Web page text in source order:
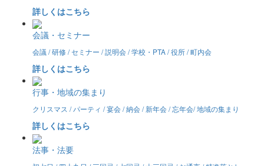
詳しくはこちら
会議・セミナー
会議 / 研修 / セミナー / 説明会 / 学校・PTA / 役所 / 町内会
詳しくはこちら
行事・地域の集まり
クリスマス / パーティ / 宴会 / 納会 / 新年会 / 忘年会/ 地域の集まり
詳しくはこちら
法事・法要